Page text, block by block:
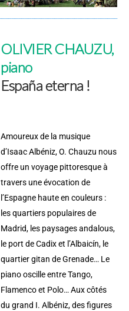
OLIVIER CHAUZU,
piano
España eterna !
Amoureux de la musique
d’Isaac Albéniz, O. Chauzu nous
offre un voyage pittoresque à
travers une évocation de
l’Espagne haute en couleurs :
les quartiers populaires de
Madrid, les paysages andalous,
le port de Cadix et l’Albaicín, le
quartier gitan de Grenade… Le
piano oscille entre Tango,
Flamenco et Polo… Aux côtés
du grand I. Albéniz, des figures